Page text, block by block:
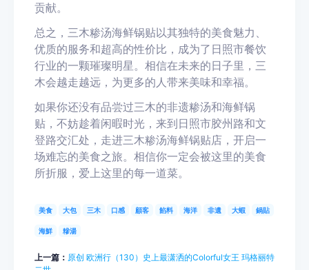
贡献。
总之，三木糁汤海鲜锅贴以其独特的美食魅力、
优质的服务和超高的性价比，成为了日照市餐饮
行业的一颗璀璨明星。相信在未来的日子里，三
木会越走越远，为更多的人带来美味和幸福。
如果你还没有品尝过三木的非遗糁汤和海鲜锅
贴，不妨趁着闲暇时光，来到日照市胶州路和文
登路交汇处，走进三木糁汤海鲜锅贴店，开启一
场难忘的美食之旅。相信你一定会被这里的美食
所折服，爱上这里的每一道菜。
美食 大包 三木 口感 顧客 餡料 海洋 非遺 大蝦 鍋貼
海鮮 糝湯
上一篇： 原创 欧洲行（130）史上最潇洒的Colorful女王 玛格丽特